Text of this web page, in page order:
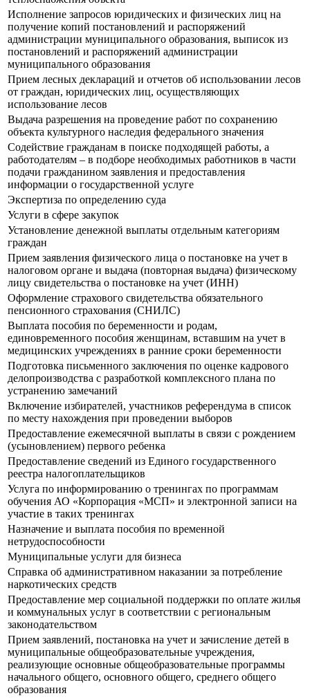
Исполнение запросов юридических и физических лиц на
получение копий постановлений и распоряжений
администрации муниципального образования, выписок из
постановлений и распоряжений администрации
муниципального образования
Прием лесных деклараций и отчетов об использовании лесов
от граждан, юридических лиц, осуществляющих
использование лесов
Выдача разрешения на проведение работ по сохранению
объекта культурного наследия федерального значения
Содействие гражданам в поиске подходящей работы, а
работодателям – в подборе необходимых работников в части
подачи гражданином заявления и предоставления
информации о государственной услуге
Экспертиза по определению суда
Услуги в сфере закупок
Установление денежной выплаты отдельным категориям
граждан
Прием заявления физического лица о постановке на учет в
налоговом органе и выдача (повторная выдача) физическому
лицу свидетельства о постановке на учет (ИНН)
Оформление страхового свидетельства обязательного
пенсионного страхования (СНИЛС)
Выплата пособия по беременности и родам,
единовременного пособия женщинам, вставшим на учет в
медицинских учреждениях в ранние сроки беременности
Подготовка письменного заключения по оценке кадрового
делопроизводства с разработкой комплексного плана по
устранению замечаний
Включение избирателей, участников референдума в список
по месту нахождения при проведении выборов
Предоставление ежемесячной выплаты в связи с рождением
(усыновлением) первого ребенка
Предоставление сведений из Единого государственного
реестра налогоплательщиков
Услуга по информированию о тренингах по программам
обучения АО «Корпорация «МСП» и электронной записи на
участие в таких тренингах
Назначение и выплата пособия по временной
нетрудоспособности
Муниципальные услуги для бизнеса
Справка об административном наказании за потребление
наркотических средств
Предоставление мер социальной поддержки по оплате жилья
и коммунальных услуг в соответствии с региональным
законодательством
Прием заявлений, постановка на учет и зачисление детей в
муниципальные общеобразовательные учреждения,
реализующие основные общеобразовательные программы
начального общего, основного общего, среднего общего
образования